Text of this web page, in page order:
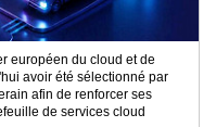
européen du cloud et de
avoir été sélectionné par
afin de renforcer ses
de services cloud